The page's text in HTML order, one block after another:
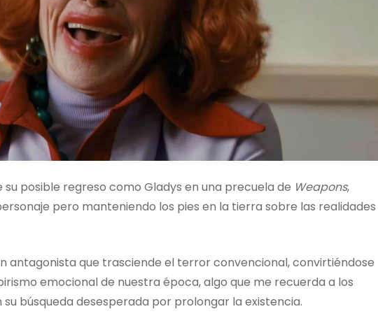
su posible regreso como Gladys en una precuela de Weapons,
pero manteniendo los pies en la tierra sobre las realidades
antagonista que trasciende el terror convencional, convirtiéndose
emocional de nuestra época, algo que me recuerda a los
búsqueda desesperada por prolongar la existencia.